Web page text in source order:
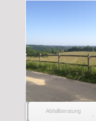
Abfallberatung